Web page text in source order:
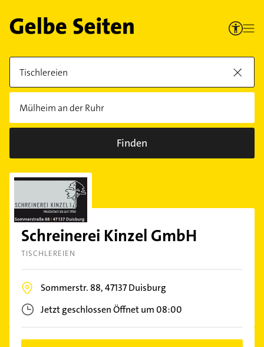
Finden
Schreinerei Kinzel GmbH
TISCHLEREIEN
Sommerstr. 88,47137Duisburg
Jetzt geschlossenÖffnet um 08:00